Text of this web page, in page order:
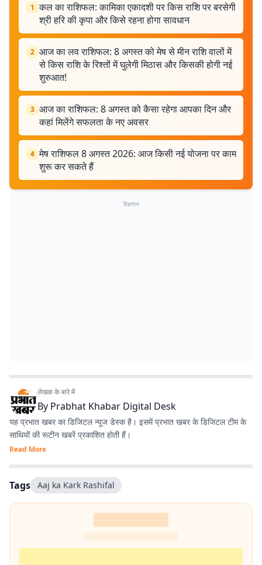
1 कल का राशिफल: कामिका एकादशी पर किस राशि पर बरसेगी
श्री हरि की कृपा और किसे रहना होगा सावधान
2 आज का लव राशिफल: 8 अगस्त को मेष से मीन राशि वालों में
से किस राशि के रिश्तों में घुलेगी मिठास और किसकी होगी नई
शुरुआत!
3 आज का राशिफल: 8 अगस्त को कैसा रहेगा आपका दिन और
कहां मिलेंगे सफलता के नए अवसर
4 मेष राशिफल 8 अगस्त 2026: आज किसी नई योजना पर काम
शुरू कर सकते हैं
विज्ञापन
लेखक के बारे में
By Prabhat Khabar Digital Desk
यह प्रभात खबर का डिजिटल न्यूज डेस्क है। इसमें प्रभात खबर के डिजिटल टीम के
साथियों की रूटीन खबरें प्रकाशित होती हैं।
Read More
Tags Aaj ka Kark Rashifal